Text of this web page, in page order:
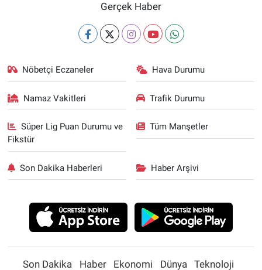
Gerçek Haber
Nöbetçi Eczaneler Hava Durumu
Namaz Vakitleri Trafik Durumu
Süper Lig Puan Durumu ve
Fikstür
Tüm Manşetler
Son Dakika Haberleri Haber Arşivi
Son Dakika Haber Ekonomi Dünya Teknoloji